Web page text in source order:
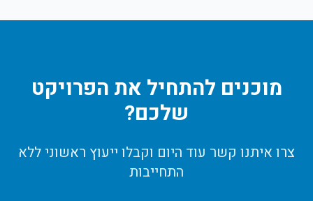
מוכנים להתחיל את הפרויקט
שלכם?
צרו איתנו קשר עוד היום וקבלו ייעוץ ראשוני ללא
התחייבות